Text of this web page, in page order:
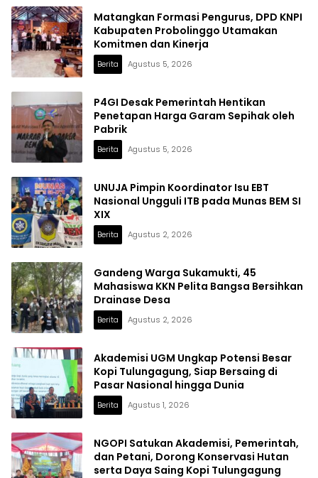
Matangkan Formasi Pengurus, DPD KNPI
Kabupaten Probolinggo Utamakan
Komitmen dan Kinerja
Berita Agustus 5, 2026
P4GI Desak Pemerintah Hentikan
Penetapan Harga Garam Sepihak oleh
Pabrik
Berita Agustus 5, 2026
UNUJA Pimpin Koordinator Isu EBT
Nasional Ungguli ITB pada Munas BEM SI
XIX
Berita Agustus 2, 2026
Gandeng Warga Sukamukti, 45
Mahasiswa KKN Pelita Bangsa Bersihkan
Drainase Desa
Berita Agustus 2, 2026
Akademisi UGM Ungkap Potensi Besar
Kopi Tulungagung, Siap Bersaing di
Pasar Nasional hingga Dunia
Berita Agustus 1, 2026
NGOPI Satukan Akademisi, Pemerintah,
dan Petani, Dorong Konservasi Hutan
serta Daya Saing Kopi Tulungagung